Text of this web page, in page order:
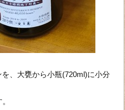
、大甕から小瓶(720ml)に小分